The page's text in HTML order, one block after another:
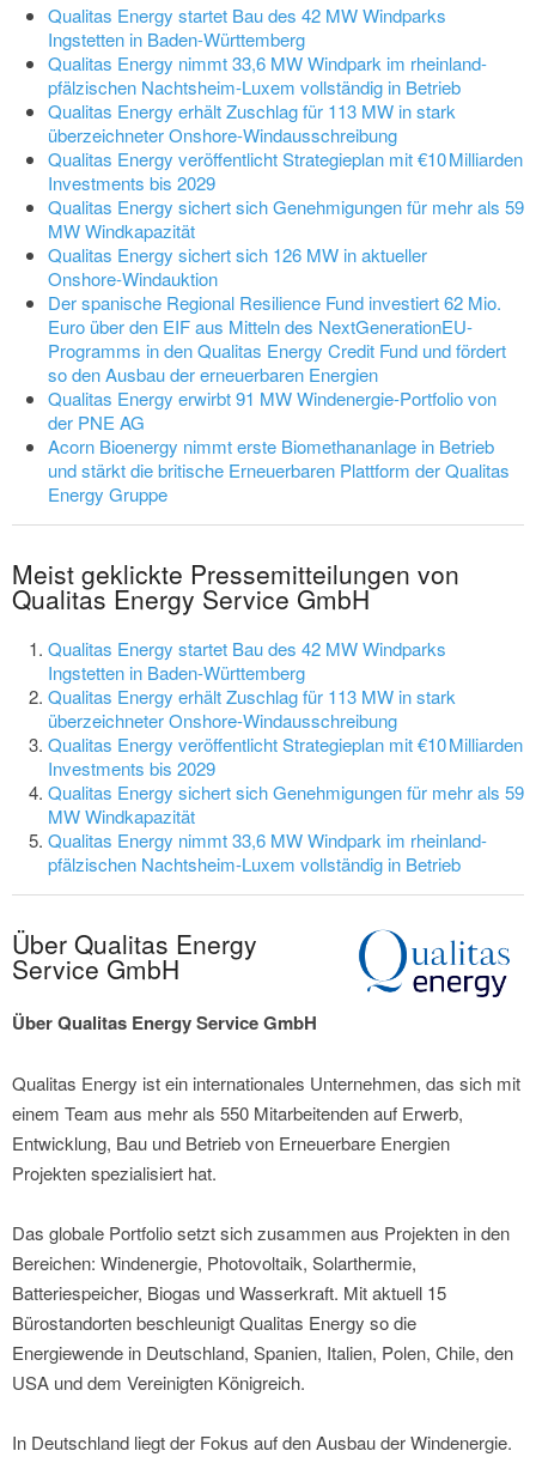
Qualitas Energy startet Bau des 42 MW Windparks
Ingstetten in Baden-Württemberg
Qualitas Energy nimmt 33,6 MW Windpark im rheinland-
pfälzischen Nachtsheim-Luxem vollständig in Betrieb
Qualitas Energy erhält Zuschlag für 113 MW in stark
überzeichneter Onshore-Windausschreibung
Qualitas Energy veröffentlicht Strategieplan mit €10 Milliarden
Investments bis 2029
Qualitas Energy sichert sich Genehmigungen für mehr als 59
MW Windkapazität
Qualitas Energy sichert sich 126 MW in aktueller
Onshore‑Windauktion
Der spanische Regional Resilience Fund investiert 62 Mio.
Euro über den EIF aus Mitteln des NextGenerationEU-
Programms in den Qualitas Energy Credit Fund und fördert
so den Ausbau der erneuerbaren Energien
Qualitas Energy erwirbt 91 MW Windenergie-Portfolio von
der PNE AG
Acorn Bioenergy nimmt erste Biomethananlage in Betrieb
und stärkt die britische Erneuerbaren Plattform der Qualitas
Energy Gruppe
Meist geklickte Pressemitteilungen von
Qualitas Energy Service GmbH
Qualitas Energy startet Bau des 42 MW Windparks
Ingstetten in Baden-Württemberg
Qualitas Energy erhält Zuschlag für 113 MW in stark
überzeichneter Onshore-Windausschreibung
Qualitas Energy veröffentlicht Strategieplan mit €10 Milliarden
Investments bis 2029
Qualitas Energy sichert sich Genehmigungen für mehr als 59
MW Windkapazität
Qualitas Energy nimmt 33,6 MW Windpark im rheinland-
pfälzischen Nachtsheim-Luxem vollständig in Betrieb
Über Qualitas Energy
Service GmbH
Über Qualitas Energy Service GmbH
Qualitas Energy ist ein internationales Unternehmen, das sich mit
einem Team aus mehr als 550 Mitarbeitenden auf Erwerb,
Entwicklung, Bau und Betrieb von Erneuerbare Energien
Projekten spezialisiert hat.
Das globale Portfolio setzt sich zusammen aus Projekten in den
Bereichen: Windenergie, Photovoltaik, Solarthermie,
Batteriespeicher, Biogas und Wasserkraft. Mit aktuell 15
Bürostandorten beschleunigt Qualitas Energy so die
Energiewende in Deutschland, Spanien, Italien, Polen, Chile, den
USA und dem Vereinigten Königreich.
In Deutschland liegt der Fokus auf den Ausbau der Windenergie.